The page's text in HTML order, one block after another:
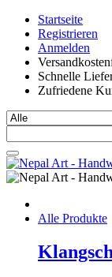
Startseite
Registrieren
Anmelden
Schnelle
Zufriedene
Alle Produkte